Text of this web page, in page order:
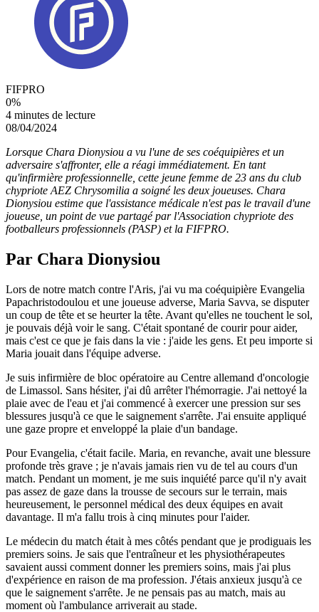
FIFPRO
0%
4 minutes de lecture
08/04/2024
Lorsque Chara Dionysiou a vu l'une de ses coéquipières et un
adversaire s'affronter, elle a réagi immédiatement. En tant
qu'infirmière professionnelle, cette jeune femme de 23 ans du club
chypriote AEZ Chrysomilia a soigné les deux joueuses. Chara
Dionysiou estime que l'assistance médicale n'est pas le travail d'une
joueuse, un point de vue partagé par l'Association chypriote des
footballeurs professionnels (PASP) et la FIFPRO.
Par Chara Dionysiou
Lors de notre match contre l'Aris, j'ai vu ma coéquipière Evangelia
Papachristodoulou et une joueuse adverse, Maria Savva, se disputer
un coup de tête et se heurter la tête. Avant qu'elles ne touchent le sol,
je pouvais déjà voir le sang. C'était spontané de courir pour aider,
mais c'est ce que je fais dans la vie : j'aide les gens. Et peu importe si
Maria jouait dans l'équipe adverse.
Je suis infirmière de bloc opératoire au Centre allemand d'oncologie
de Limassol. Sans hésiter, j'ai dû arrêter l'hémorragie. J'ai nettoyé la
plaie avec de l'eau et j'ai commencé à exercer une pression sur ses
blessures jusqu'à ce que le saignement s'arrête. J'ai ensuite appliqué
une gaze propre et enveloppé la plaie d'un bandage.
Pour Evangelia, c'était facile. Maria, en revanche, avait une blessure
profonde très grave ; je n'avais jamais rien vu de tel au cours d'un
match. Pendant un moment, je me suis inquiété parce qu'il n'y avait
pas assez de gaze dans la trousse de secours sur le terrain, mais
heureusement, le personnel médical des deux équipes en avait
davantage. Il m'a fallu trois à cinq minutes pour l'aider.
Le médecin du match était à mes côtés pendant que je prodiguais les
premiers soins. Je sais que l'entraîneur et les physiothérapeutes
savaient aussi comment donner les premiers soins, mais j'ai plus
d'expérience en raison de ma profession. J'étais anxieux jusqu'à ce
que le saignement s'arrête. Je ne pensais pas au match, mais au
moment où l'ambulance arriverait au stade.